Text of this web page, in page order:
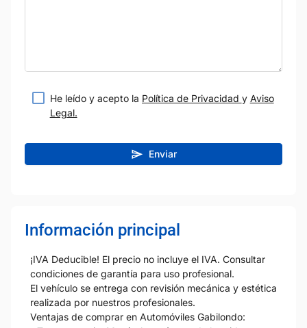
He leído y acepto la Política de Privacidad y Aviso
Legal.
Enviar
Información principal
¡IVA Deducible! El precio no incluye el IVA. Consultar
condiciones de garantía para uso profesional.
El vehículo se entrega con revisión mecánica y estética
realizada por nuestros profesionales.
Ventajas de comprar en Automóviles Gabilondo: